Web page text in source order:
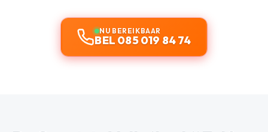
NU BEREIKBAAR
BEL 085 019 84 74